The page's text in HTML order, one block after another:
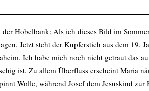
der Hobelbank: Als ich dieses Bild im
Jetzt steht der Kupferstich aus dem 19.
Ich habe mich noch nicht getraut das
ist. Zu allem Überfluss erscheint Maria
Wolle, während Josef dem Jesuskind zur